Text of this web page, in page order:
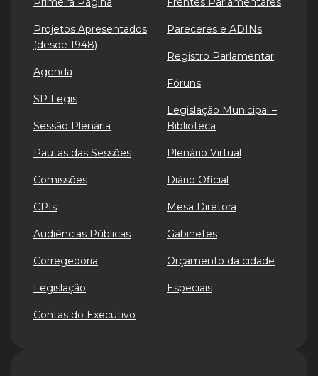
Projetos Apresentados
(desde 1948)
Agenda
SP Legis
Sessão Plenária
Pautas das Sessões
Comissões
CPIs
Audiências Públicas
Corregedoria
Legislação
Contas do Executivo
Pareceres e ADINs
Registro Parlamentar
Fóruns
Legislação Municipal –
Biblioteca
Plenário Virtual
Diário Oficial
Mesa Diretora
Gabinetes
Orçamento da cidade
Especiais